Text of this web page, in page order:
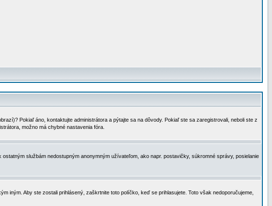
Pokiaľ áno, kontaktujte administrátora a pýtajte sa na dôvody. Pokiaľ ste sa zaregistrovali, neboli ste z
možno má chybné nastavenia fóra.
službám nedostupným anonymným užívateľom, ako napr. postavičky, súkromné správy, posielanie
iným. Aby ste zostali prihlásený, zaškrtnite toto políčko, keď se prihlasujete. Toto však nedoporučujeme,